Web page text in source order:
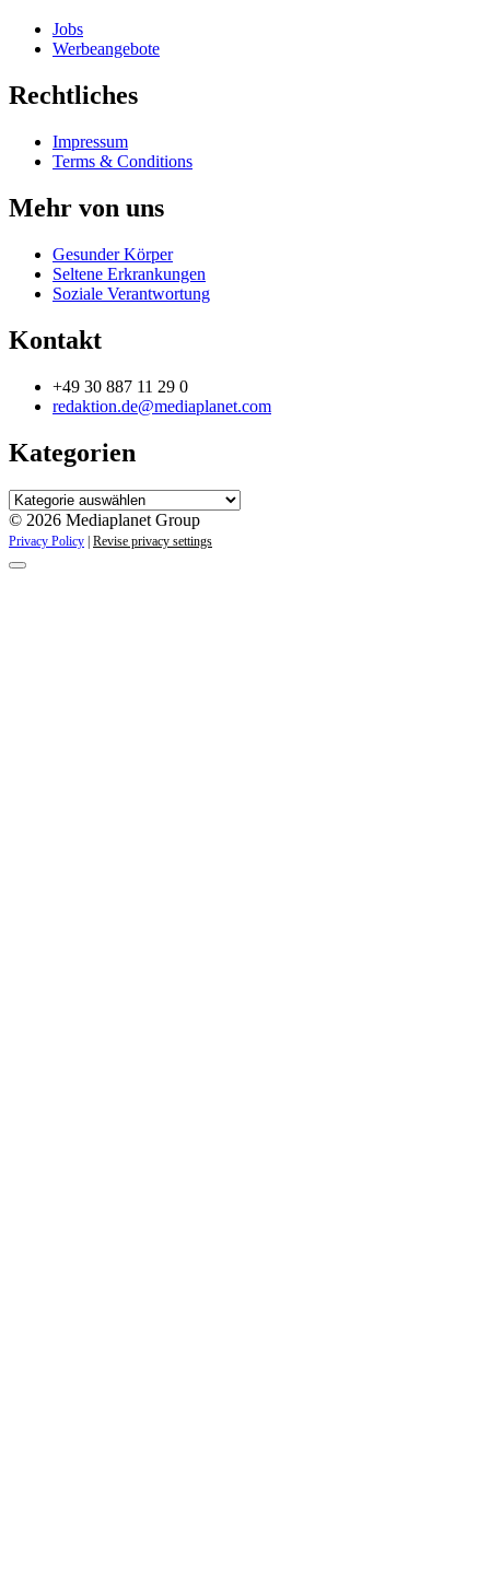
Jobs
Werbeangebote
Rechtliches
Impressum
Terms & Conditions
Mehr von uns
Gesunder Körper
Seltene Erkrankungen
Soziale Verantwortung
Kontakt
+49 30 887 11 29 0
redaktion.de@mediaplanet.com
Kategorien
Kategorien
© 2026 Mediaplanet Group
Privacy Policy | Revise privacy settings